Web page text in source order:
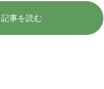
記事を読む